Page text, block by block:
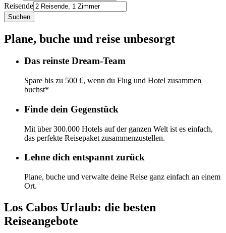
Reisende
Suchen
Plane, buche und reise unbesorgt
Das reinste Dream-Team
Spare bis zu 500 €, wenn du Flug und Hotel zusammen
buchst*
Finde dein Gegenstück
Mit über 300.000 Hotels auf der ganzen Welt ist es einfach,
das perfekte Reisepaket zusammenzustellen.
Lehne dich entspannt zurück
Plane, buche und verwalte deine Reise ganz einfach an einem
Ort.
Los Cabos Urlaub: die besten
Reiseangebote